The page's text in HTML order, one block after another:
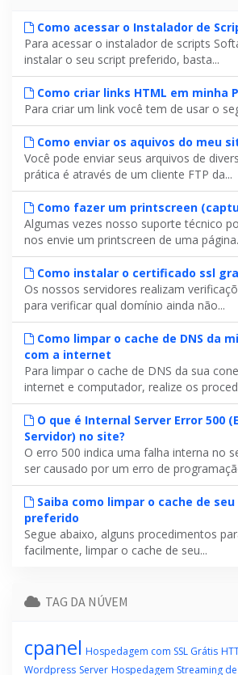
Como acessar o Instalador de
Para acessar o instalador de scripts
instalar o seu script preferido, basta...
Como criar links HTML em minha
Para criar um link você tem de usar o
Como enviar os aquivos do meu
Você pode enviar seus arquivos de
prática é através de um cliente FTP da...
Como fazer um printscreen
Algumas vezes nosso suporte técnico
nos envie um printscreen de uma
Como instalar o certificado ssl
Os nossos servidores realizam
para verificar qual domínio ainda não...
Como limpar o cache de DNS da
com a internet
Para limpar o cache de DNS da sua
internet e computador, realize os
O que é Internal Server Error 500
Servidor) no site?
O erro 500 indica uma falha interna no
ser causado por um erro de
Saiba como limpar o cache de
preferido
Segue abaixo, alguns procedimentos
facilmente, limpar o cache de seu...
TAG DA NÚVEM
cpanel Hospedagem com SSL Grátis
Wordpress Server Hospedagem Streaming